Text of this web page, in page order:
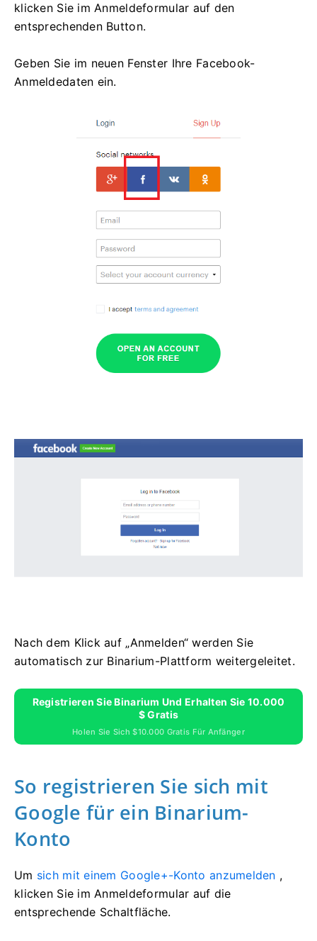
klicken Sie im Anmeldeformular auf den
entsprechenden Button.
Geben Sie im neuen Fenster Ihre Facebook-
Anmeldedaten ein.
Nach dem Klick auf „Anmelden“ werden Sie
automatisch zur Binarium-Plattform weitergeleitet.
Registrieren Sie Binarium Und Erhalten Sie 10.000
$ Gratis
Holen Sie Sich $10.000 Gratis Für Anfänger
So registrieren Sie sich mit
Google für ein Binarium-
Konto
Um sich mit einem Google+-Konto anzumelden ,
klicken Sie im Anmeldeformular auf die
entsprechende Schaltfläche.